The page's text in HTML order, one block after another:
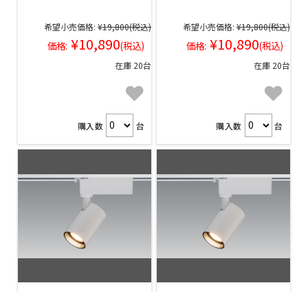
希望小売価格: ¥19,800(税込)
価格: ¥10,890(税込)
在庫 20台
購入数 台
希望小売価格: ¥19,800(税込)
価格: ¥10,890(税込)
在庫 20台
購入数 台